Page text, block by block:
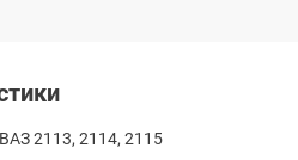
2113, 2114, 2115